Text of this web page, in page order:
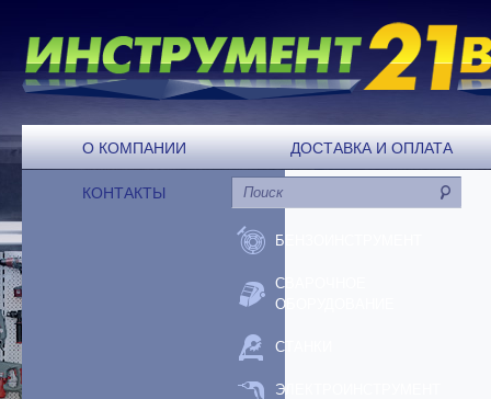
О КОМПАНИИ ДОСТАВКА И ОПЛАТА
КОНТАКТЫ
БЕНЗОИНСТРУМЕНТ
СВАРОЧНОЕ
ОБОРУДОВАНИЕ
СТАНКИ
ЭЛЕКТРОИНСТРУМЕНТ